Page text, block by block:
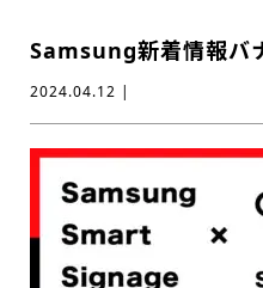
Samsung新着情報バ
2024.04.12 |